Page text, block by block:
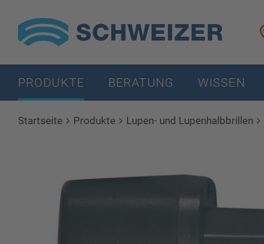
PRODUKTE BERATUNG WISSEN
Startseite Produkte Lupen- und Lupenhalbbrillen